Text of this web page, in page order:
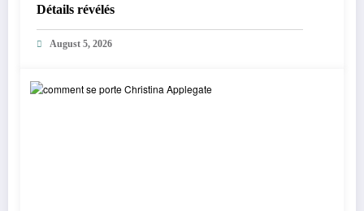
Détails révélés
August 5, 2026